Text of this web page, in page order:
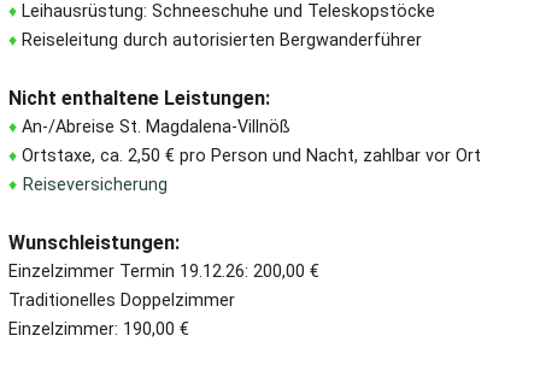
♦Leihausrüstung: Schneeschuhe und Teleskopstöcke
♦Reiseleitung durch autorisierten Bergwanderführer
Nicht enthaltene Leistungen:
♦An-/Abreise St. Magdalena-Villnöß
♦Ortstaxe, ca. 2,50 € pro Person und Nacht, zahlbar vor Ort
♦ Reiseversicherung
Wunschleistungen:
Einzelzimmer Termin 19.12.26: 200,00 €
Traditionelles Doppelzimmer
Einzelzimmer: 190,00 €